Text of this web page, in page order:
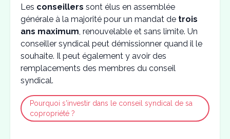
Les conseillers sont élus en assemblée
générale à la majorité pour un mandat de trois
ans maximum, renouvelable et sans limite. Un
conseiller syndical peut démissionner quand il le
souhaite. Il peut également y avoir des
remplacements des membres du conseil
syndical.
Pourquoi s'investir dans le conseil syndical de sa
copropriété ?